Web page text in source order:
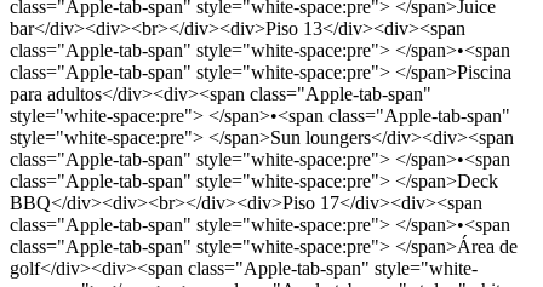
class="Apple-tab-span" style="white-space:pre"> </span>Juice
bar</div><div><br></div><div>Piso 13</div><div><span
class="Apple-tab-span" style="white-space:pre"> </span>•<span
class="Apple-tab-span" style="white-space:pre"> </span>Piscina
para adultos</div><div><span class="Apple-tab-span"
style="white-space:pre"> </span>•<span class="Apple-tab-span"
style="white-space:pre"> </span>Sun loungers</div><div><span
class="Apple-tab-span" style="white-space:pre"> </span>•<span
class="Apple-tab-span" style="white-space:pre"> </span>Deck
BBQ</div><div><br></div><div>Piso 17</div><div><span
class="Apple-tab-span" style="white-space:pre"> </span>•<span
class="Apple-tab-span" style="white-space:pre"> </span>Área de
golf</div><div><span class="Apple-tab-span" style="white-